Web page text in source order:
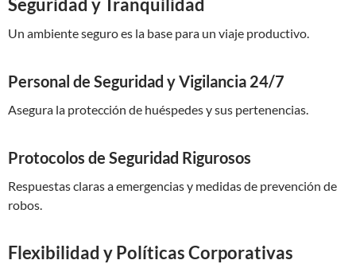
Seguridad y Tranquilidad
Un ambiente seguro es la base para un viaje productivo.
Personal de Seguridad y Vigilancia 24/7
Asegura la protección de huéspedes y sus pertenencias.
Protocolos de Seguridad Rigurosos
Respuestas claras a emergencias y medidas de prevención de
robos.
Flexibilidad y Políticas Corporativas